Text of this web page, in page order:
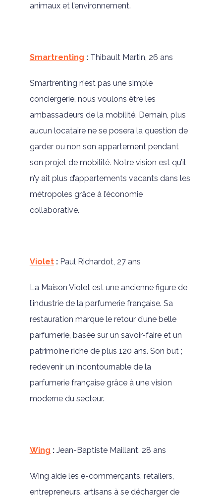
animaux et l’environnement.
Smartrenting : Thibault Martin, 26 ans
Smartrenting n’est pas une simple
conciergerie, nous voulons être les
ambassadeurs de la mobilité. Demain, plus
aucun locataire ne se posera la question de
garder ou non son appartement pendant
son projet de mobilité. Notre vision est qu’il
n’y ait plus d’appartements vacants dans les
métropoles grâce à l’économie
collaborative.
Violet: Paul Richardot, 27 ans
La Maison Violet est une ancienne figure de
l’industrie de la parfumerie française. Sa
restauration marque le retour d’une belle
parfumerie, basée sur un savoir-faire et un
patrimoine riche de plus 120 ans. Son but ;
redevenir un incontournable de la
parfumerie française grâce à une vision
moderne du secteur.
Wing : Jean-Baptiste Maillant, 28 ans
Wing aide les e-commerçants, retailers,
entrepreneurs, artisans à se décharger de